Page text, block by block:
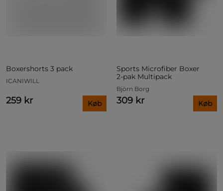
Boxershorts 3 pack
ICANIWILL
259 kr Køb
Sports Microfiber Boxer
2‑pak Multipack
Björn Borg
309 kr Køb